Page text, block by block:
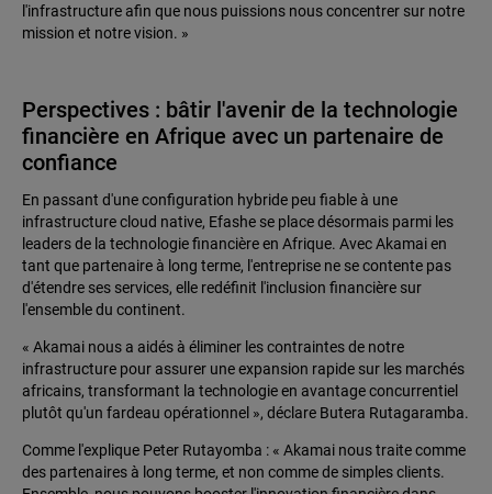
l'infrastructure afin que nous puissions nous concentrer sur notre
mission et notre vision. »
Perspectives : bâtir l'avenir de la technologie
financière en Afrique avec un partenaire de
confiance
En passant d'une configuration hybride peu fiable à une
infrastructure cloud native, Efashe se place désormais parmi les
leaders de la technologie financière en Afrique. Avec Akamai en
tant que partenaire à long terme, l'entreprise ne se contente pas
d'étendre ses services, elle redéfinit l'inclusion financière sur
l'ensemble du continent.
« Akamai nous a aidés à éliminer les contraintes de notre
infrastructure pour assurer une expansion rapide sur les marchés
africains, transformant la technologie en avantage concurrentiel
plutôt qu'un fardeau opérationnel », déclare Butera Rutagaramba.
Comme l'explique Peter Rutayomba : « Akamai nous traite comme
des partenaires à long terme, et non comme de simples clients.